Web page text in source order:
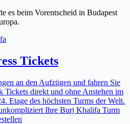
es beim Vorentscheid in Budapest
Tickets
an den Aufzügen und fahren Sie
Tickets direkt und ohne Anstehen im
Etage des höchsten Turms der Welt.
Ihre Burj Khalifa Turm